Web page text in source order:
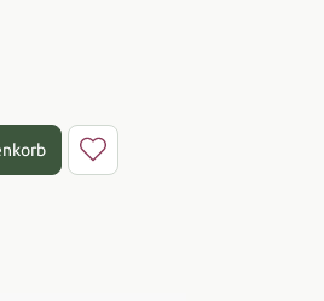
ein oder benutze die